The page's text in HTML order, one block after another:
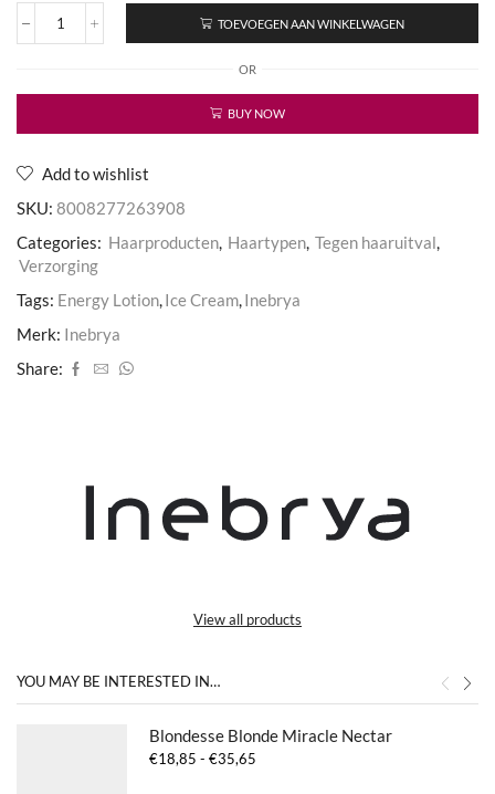
Inebrya
Cream
Lotion
TOEVOEGEN AAN WINKELWAGEN
OR
BUY NOW
Add to wishlist
SKU: 8008277263908
Categories: Haarproducten, Haartypen, Tegen haaruitval,
Verzorging
Tags: Energy Lotion,Ice Cream,Inebrya
Merk: Inebrya
Share:
View all products
YOU MAY BE INTERESTED IN…
Blondesse Blonde Miracle Nectar
€18,85 - €35,65